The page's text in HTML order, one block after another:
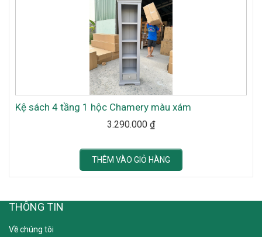
Kệ sách 4 tầng 1 hộc Chamery màu xám
3.290.000 ₫
THÊM VÀO GIỎ HÀNG
THÔNG TIN
Về chúng tôi